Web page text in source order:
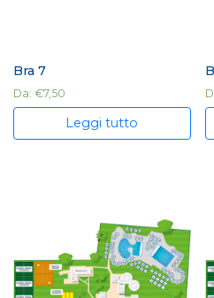
Bra 7
Da: €7,50
Leggi tutto